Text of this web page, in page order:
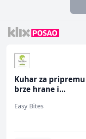
Prodavač u školskoj
kantini (ž)
Slatko i Slano